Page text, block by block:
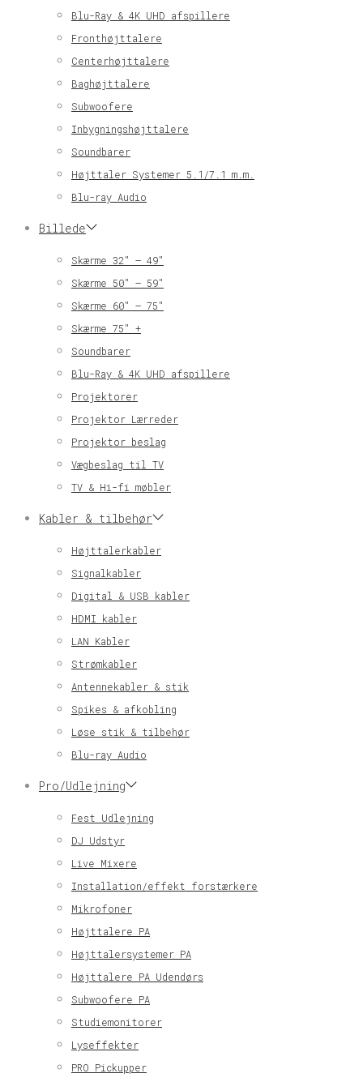
Blu-Ray & 4K UHD afspillere
Fronthøjttalere
Centerhøjttalere
Baghøjttalere
Subwoofere
Inbygningshøjttalere
Soundbarer
Højttaler Systemer 5.1/7.1 m.m.
Blu-ray Audio
Billede
Skærme 32″ – 49″
Skærme 50″ – 59″
Skærme 60″ – 75″
Skærme 75″ +
Soundbarer
Blu-Ray & 4K UHD afspillere
Projektorer
Projektor Lærreder
Projektor beslag
Vægbeslag til TV
TV & Hi-fi møbler
Kabler & tilbehør
Højttalerkabler
Signalkabler
Digital & USB kabler
HDMI kabler
LAN Kabler
Strømkabler
Antennekabler & stik
Spikes & afkobling
Løse stik & tilbehør
Blu-ray Audio
Pro/Udlejning
Fest Udlejning
DJ Udstyr
Live Mixere
Installation/effekt forstærkere
Mikrofoner
Højttalere PA
Højttalersystemer PA
Højttalere PA Udendørs
Subwoofere PA
Studiemonitorer
Lyseffekter
PRO Pickupper